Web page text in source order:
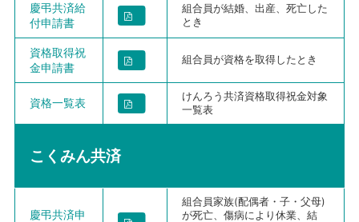
慶弔共済給
付申請書
組合員が結婚、出産、死亡した
とき
資格取得祝
金申請書
組合員が資格を取得したとき
資格一覧表
けんろう共済資格取得祝金対象
一覧表
こくみん共済
慶弔共済申
組合員家族(配偶者・子・父母)
が死亡、傷病により休業、結